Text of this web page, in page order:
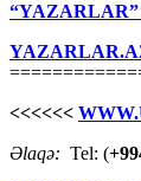
<<<<<<
Əlaqə: Tel: (